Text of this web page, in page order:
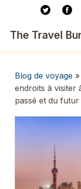
contenu
The Travel
Blog de voyage »
endroits à visiter
passé et du futur